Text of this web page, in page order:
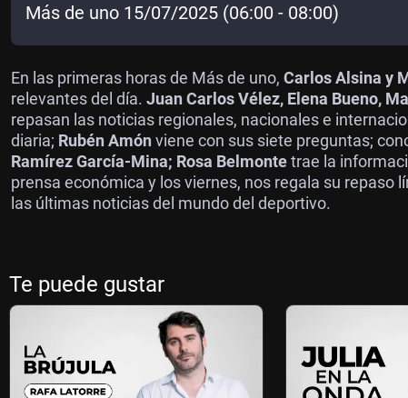
Más de uno 15/07/2025 (06:00 - 08:00)
En las primeras horas de Más de uno, Carlos Alsina y
relevantes del día. Juan Carlos Vélez, Elena Bueno,
repasan las noticias regionales, nacionales e
diaria; Rubén Amónviene con sus siete preguntas;
Ramírez García-Mina; Rosa Belmontetrae la
prensa económica y los viernes, nos regala su repaso
las últimas noticias del mundo del deportivo.
Te puede gustar